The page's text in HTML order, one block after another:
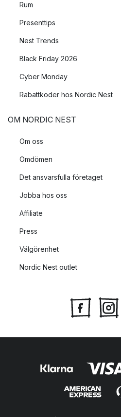
Rum
Presenttips
Nest Trends
Black Friday 2026
Cyber Monday
Rabattkoder hos Nordic Nest
OM NORDIC NEST
Om oss
Omdömen
Det ansvarsfulla företaget
Jobba hos oss
Affiliate
Press
Välgörenhet
Nordic Nest outlet